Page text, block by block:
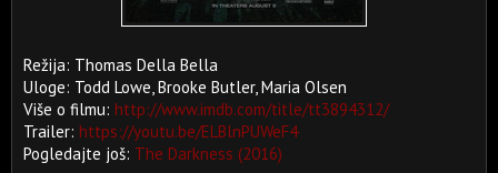
Režija: Thomas Della Bella
Uloge: Todd Lowe, Brooke Butler, Maria Olsen
Više o filmu: http://www.imdb.com/title/tt3894312/
Trailer: https://youtu.be/ELBlnPUWeF4
Pogledajte još: The Darkness (2016)